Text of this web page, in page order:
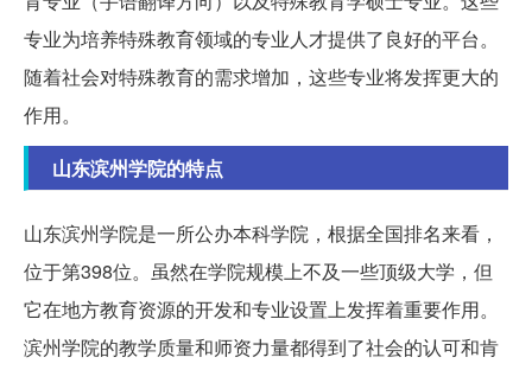
专业为培养特殊教育领域的专业人才提供了良好的平台。
随着社会对特殊教育的需求增加，这些专业将发挥更大的
作用。
山东滨州学院的特点
山东滨州学院是一所公办本科学院，根据全国排名来看，
位于第398位。虽然在学院规模上不及一些顶级大学，但
它在地方教育资源的开发和专业设置上发挥着重要作用。
滨州学院的教学质量和师资力量都得到了社会的认可和肯